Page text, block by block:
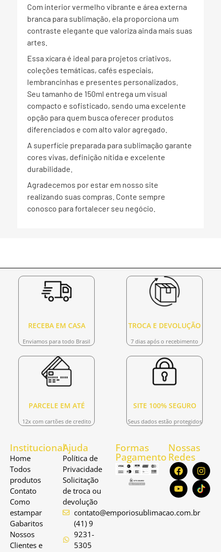
Com interior vermelho vibrante e área externa
branca para sublimação, ela proporciona um
contraste elegante que valoriza ainda mais suas
artes.
Essa xícara é ideal para projetos criativos,
coleções temáticas, cafés especiais,
lembrancinhas e presentes personalizados.
Seu tamanho de 150ml entrega um visual
compacto e sofisticado, sendo uma excelente
opção para quem busca oferecer produtos
diferenciados e com alto valor agregado.
A superfície preparada para sublimação garante
cores vivas, definição nítida e excelente
durabilidade.
Agradecemos por estar em nosso site
realizando suas compras. Conte sempre
conosco para fortalecer seu negócio.
RECEBA EM CASA
Enviamos para todo Brasil
TROCA E DEVOLUÇÃO
7 dias após o recebimento
PARCELE EM ATÉ
12x com cartões de credito
SITE 100% SEGURO
Seus dados estão protegidos
Institucional
Home
Todos
produtos
Contato
Como
estampar
Gabaritos
Nossos
Clientes e
Ajuda
Política de
Privacidade
Solicitação
de troca ou
devolução
contato@emporiosublimacao.com.br
(41) 9
9231-
5305
Formas
Pagamento
Nossas
Redes